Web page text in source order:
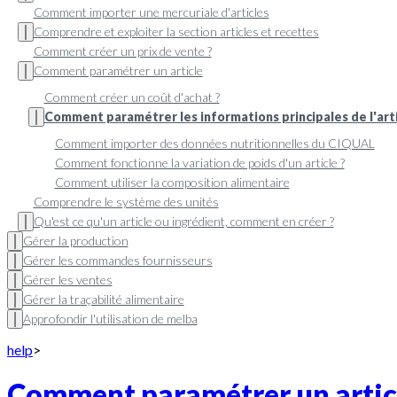
Comment importer une mercuriale d'articles
Comprendre et exploiter la section articles et recettes
Comment créer un prix de vente ?
Comment paramétrer un article
Comment créer un coût d'achat ?
Comment paramétrer les informations principales de
Comment importer des données nutritionnelles du CIQUAL
Comment fonctionne la variation de poids d'un article ?
Comment utiliser la composition alimentaire
Comprendre le système des unités
Qu'est ce qu'un article ou ingrédient, comment en créer ?
Gérer la production
Gérer les commandes fournisseurs
Gérer les ventes
Gérer la traçabilité alimentaire
Approfondir l'utilisation de melba
help>